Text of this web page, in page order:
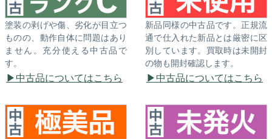
塗装の剥げや傷、劣化が目立つ
ものの、動作自体に問題はあり
ません。充分使える中古品で
す。
中古品についてはこちら
新品同様の中古品です。正規流
通で仕入れた新品とは厳密に区
別しています。買取時は未開封
の物も開封確認します。
中古品についてはこちら